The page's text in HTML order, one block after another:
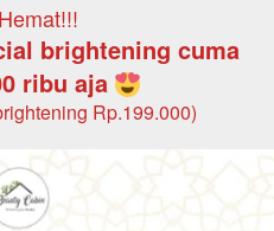
brightening cuma
ribu aja
Rp.199.000)